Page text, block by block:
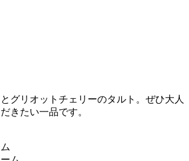
グリオットチェリーのタルト。ぜひ大人
きたい一品です。